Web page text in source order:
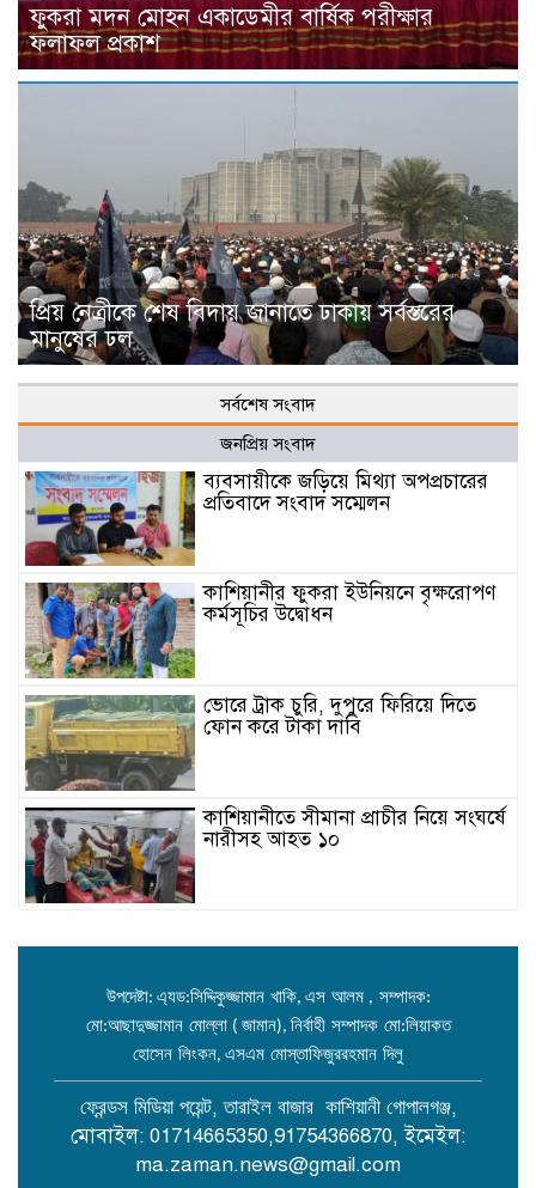
ফুকরা মদন মোহন একাডেমীর বার্ষিক পরীক্ষার
ফলাফল প্রকাশ
প্রিয় নেত্রীকে শেষ বিদায় জানাতে ঢাকায় সর্বস্তরের
মানুষের ঢল
সর্বশেষ সংবাদ
জনপ্রিয় সংবাদ
ব্যবসায়ীকে জড়িয়ে মিথ্যা অপপ্রচারের
প্রতিবাদে সংবাদ সম্মেলন
কাশিয়ানীর ফুকরা ইউনিয়নে বৃক্ষরোপণ
কর্মসূচির উদ্বোধন
ভোরে ট্রাক চুরি, দুপুরে ফিরিয়ে দিতে
ফোন করে টাকা দাবি
কাশিয়ানীতে সীমানা প্রাচীর নিয়ে সংঘর্ষে
নারীসহ আহত ১০
তিনজনের মৃত্যু কাশিয়ানী (গোপালগঞ্জ)
বিদ্যুৎস্পৃষ্ট হয়ে দাদি-নাতিসহ তিনজনের
মৃত্যু হয়েছে। শনিবার (১৭ জানুয়ারী)
রাত সাড়ে ৮টার দিকে উপজেলার রাজপাট ইউনিয়নের তেঁতুলিয়া
গ্রামে এ ঘটনা ঘটে। নিহতরা হলেন- তেঁতুলিয়া গ্রামের মোশারেফ
শিকদারের স্ত্রী রাহেলা বেগম (৫০) ও তার নাতি সজীব শিকদারের
ছেলে সাইফান সিকদার (৮) এবং প্রতিবেশী হানিফ শিকদারের
ছেলে ইরান শিকদার (৫৫)। কাশিয়ানী থানার ভারপ্রাপ্ত কর্মকর্তা
(ওসি) মোহাম্মদ মাহফুজুর রহমান ঘটনার সত্যতা নিশ্চিত
করেছেন। তিনি জানান, উপজেলার উপজেলার তেঁতুলিয়া গ্রামের
উপদেষ্টা: এ্যড:সিদ্দিকুজ্জামান খাকি, এস আলম , সম্পাদক:
মো:আছাদুজ্জামান মোল্লা ( জামান), নির্বাহী সম্পাদক মো:লিয়াকত
হোসেন লিংকন, এসএম মোস্তাফিজুররহমান দিলু
ফ্রেন্ডস মিডিয়া পয়েন্ট,তারাইল বাজার কাশিয়ানী গোপালগঞ্জ,
মোবাইল: 01714665350,91754366870, ইমেইল:
ma.zaman.news@gmail.com